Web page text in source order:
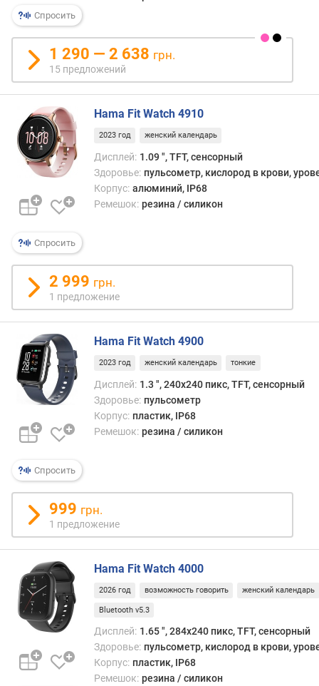
P
P
I
(
p
p
i
)
е
к
о
т
к
у
м
у
л
я
о
р
а
м
А
)
е
м
я
р
а
б
о
Спросить
1 290 — 2 638 грн.
15 предложений
Спросить
Hama Fit Watch 4910
2023 год женский календарь
Дисплей: 1.09 ", TFT, сенсорный
Здоровье: пульсометр, кислород в крови,
Корпус: алюминий, IP68
Ремешок: резина / силикон
2 999 грн.
1 предложение
Спросить
Hama Fit Watch 4900
2023 год женский календарь тонкие
Дисплей: 1.3 ", 240x240 пикс, TFT, сенсорный
Здоровье: пульсометр
Корпус: пластик, IP68
Ремешок: резина / силикон
999 грн.
1 предложение
Hama Fit Watch 4000
2026 год возможность говорить женский календарь
Bluetooth v5.3
Дисплей: 1.65 ", 284x240 пикс, TFT, сенсорный
Здоровье: пульсометр, кислород в крови,
Корпус: пластик, IP68
Ремешок: резина / силикон